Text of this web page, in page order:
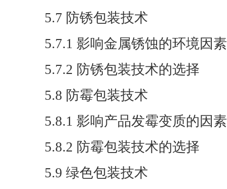
5.7 防锈包装技术
5.7.1 影响金属锈蚀的环境因素
5.7.2 防锈包装技术的选择
5.8 防霉包装技术
5.8.1 影响产品发霉变质的因素
5.8.2 防霉包装技术的选择
5.9 绿色包装技术